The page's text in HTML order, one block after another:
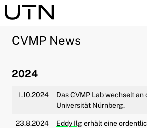
Menü aufklappen
CVMP News
2024
1.10.2024
Das CVMP Lab wechselt an
Universität Nürnberg.
23.8.2024 Eddy Ilgerhält eine